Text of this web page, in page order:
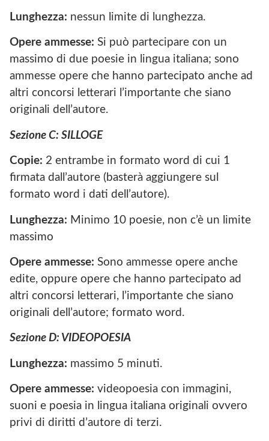
Lunghezza: nessun limite di lunghezza.
Opere ammesse: Si può partecipare con un
massimo di due poesie in lingua italiana; sono
ammesse opere che hanno partecipato anche ad
altri concorsi letterari l’importante che siano
originali dell’autore.
Sezione C: SILLOGE
Copie: 2 entrambe in formato word di cui 1
firmata dall’autore (basterà aggiungere sul
formato word i dati dell’autore).
Lunghezza: Minimo 10 poesie, non c’è un limite
massimo
Opere ammesse: Sono ammesse opere anche
edite, oppure opere che hanno partecipato ad
altri concorsi letterari, l’importante che siano
originali dell’autore; formato word.
Sezione D: VIDEOPOESIA
Lunghezza: massimo 5 minuti.
Opere ammesse: videopoesia con immagini,
suoni e poesia in lingua italiana originali ovvero
privi di diritti d’autore di terzi.